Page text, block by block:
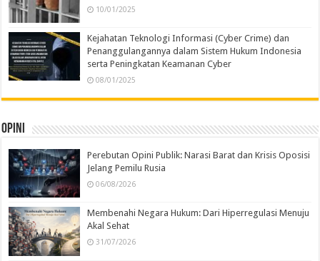
10/01/2025
Kejahatan Teknologi Informasi (Cyber Crime) dan
Penanggulangannya dalam Sistem Hukum Indonesia
serta Peningkatan Keamanan Cyber
08/01/2025
Opini
Perebutan Opini Publik: Narasi Barat dan Krisis Oposisi
Jelang Pemilu Rusia
06/08/2026
Membenahi Negara Hukum: Dari Hiperregulasi Menuju
Akal Sehat
31/07/2026